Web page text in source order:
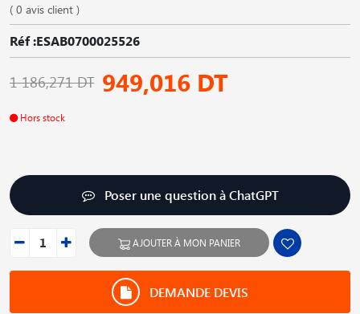
( 0 avis client )
Réf :ESAB0700025526
1 186,271 DT 949,016 DT
Hors stock
Poser une question à ChatGPT
AJOUTER À MON PANIER
DEMANDE DEVIS